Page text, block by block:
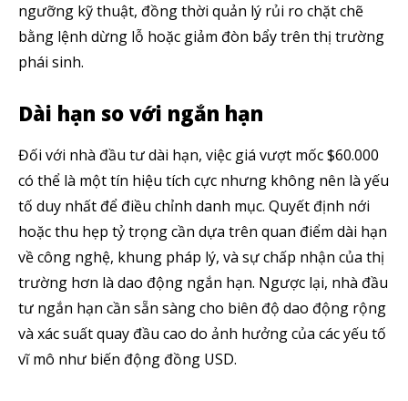
ngưỡng kỹ thuật, đồng thời quản lý rủi ro chặt chẽ
bằng lệnh dừng lỗ hoặc giảm đòn bẩy trên thị trường
phái sinh.
Dài hạn so với ngắn hạn
Đối với nhà đầu tư dài hạn, việc giá vượt mốc $60.000
có thể là một tín hiệu tích cực nhưng không nên là yếu
tố duy nhất để điều chỉnh danh mục. Quyết định nới
hoặc thu hẹp tỷ trọng cần dựa trên quan điểm dài hạn
về công nghệ, khung pháp lý, và sự chấp nhận của thị
trường hơn là dao động ngắn hạn. Ngược lại, nhà đầu
tư ngắn hạn cần sẵn sàng cho biên độ dao động rộng
và xác suất quay đầu cao do ảnh hưởng của các yếu tố
vĩ mô như biến động đồng USD.